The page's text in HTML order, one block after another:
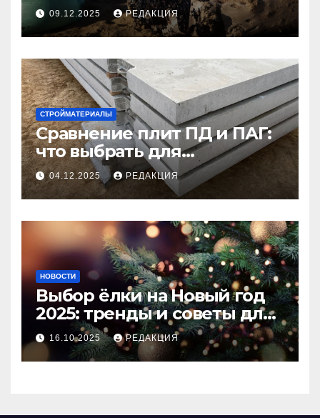
09.12.2025 РЕДАКЦИЯ
СТРОЙМАТЕРИАЛЫ
Сравнение плит ПД и ПАГ:
что выбрать для
долговечного и прочного
покрытия
04.12.2025 РЕДАКЦИЯ
НОВОСТИ
Выбор ёлки на Новый год
2025: тренды и советы для
идеального праздника
16.10.2025 РЕДАКЦИЯ